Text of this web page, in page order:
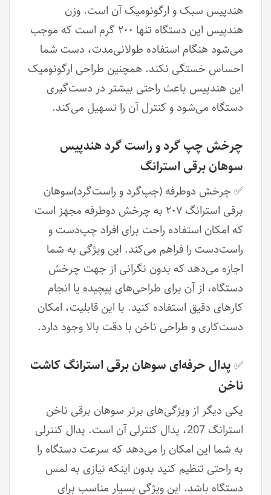
هندپیس سبک و ارگونومیک آن است. وزن
هندپیس این دستگاه تنها ۲۰۰ گرم است که موجب
می‌شود هنگام استفاده طولانی‌مدت، دست شما
احساس خستگی نکند. همچنین طراحی ارگونومیک
این هندپیس باعث راحتی بیشتر در دست‌گیری
دستگاه می‌شود و کنترل آن را تسهیل می‌کند.
چرخش چپ گرد و راست گرد هندپیس
سوهان برقی استرانگ
✅ چرخش دوطرفه (چپ‌گرد و راست‌گرد)سوهان
برقی استرانگ ۲۰۷ به چرخش دوطرفه مجهز است
که امکان استفاده راحت برای افراد چپ‌دست و
راست‌دست را فراهم می‌کند. این ویژگی به شما
اجازه می‌دهد که بدون نگرانی از جهت چرخش
دستگاه، از آن برای طراحی‌های پیچیده یا انجام
کارهای دقیق استفاده کنید. با این قابلیت، امکان
دست‌کاری و طراحی ناخن با دقت بالا وجود دارد.
✅پدال حرفه‌ای سوهان برقی استرانگ کاشت
ناخن
یکی دیگر از ویژگی‌های برتر سوهان برقی ناخن
استرانگ 207، پدال کنترلی آن است. پدال کنترلی
به شما این امکان را می‌دهد که سرعت دستگاه را
به راحتی تنظیم کنید بدون اینکه نیازی به لمس
دستگاه باشد. این ویژگی بسیار مناسب برای